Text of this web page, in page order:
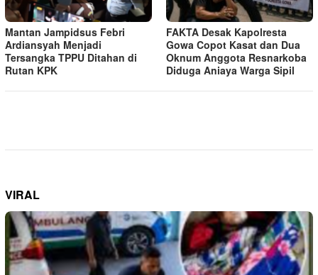
Mantan Jampidsus Febri
Ardiansyah Menjadi
Tersangka TPPU Ditahan di
Rutan KPK
FAKTA Desak Kapolresta
Gowa Copot Kasat dan Dua
Oknum Anggota Resnarkoba
Diduga Aniaya Warga Sipil
VIRAL